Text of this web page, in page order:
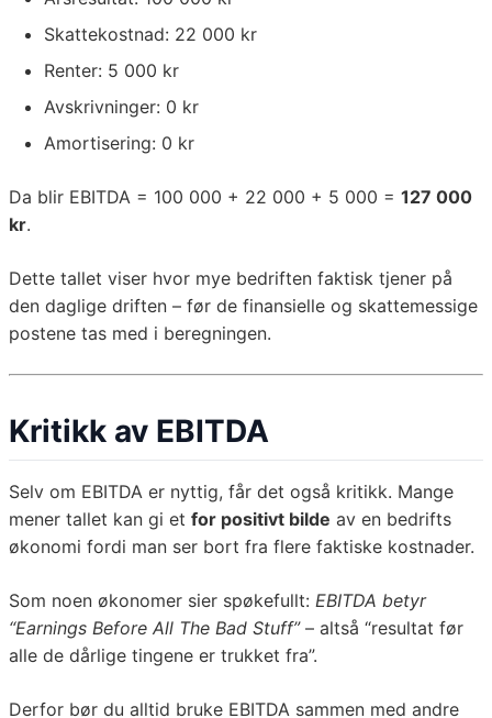
Skattekostnad: 22 000 kr
Renter: 5 000 kr
Avskrivninger: 0 kr
Amortisering: 0 kr
Da blir EBITDA = 100 000 + 22 000 + 5 000 = 127 000
kr.
Dette tallet viser hvor mye bedriften faktisk tjener på
den daglige driften – før de finansielle og skattemessige
postene tas med i beregningen.
Kritikk av EBITDA
Selv om EBITDA er nyttig, får det også kritikk. Mange
mener tallet kan gi et for positivt bilde av en bedrifts
økonomi fordi man ser bort fra flere faktiske kostnader.
Som noen økonomer sier spøkefullt: EBITDA betyr
“Earnings Before All The Bad Stuff”– altså “resultat før
alle de dårlige tingene er trukket fra”.
Derfor bør du alltid bruke EBITDA sammen med andre